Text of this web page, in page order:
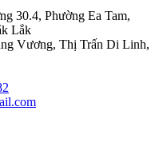
30.4, Phường Ea Tam,
Lắk
Vương, Thị Trấn Di Linh,